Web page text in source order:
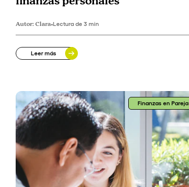
Autor:Clara•Lectura de 3 min
Leer más
Finanzas en Pareja